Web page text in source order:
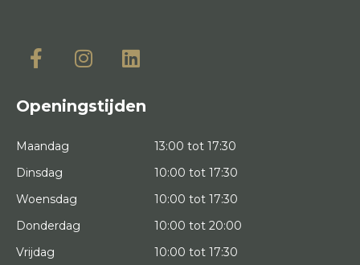
Openingstijden
Maandag
13:00 tot 17:30
Dinsdag
10:00 tot 17:30
Woensdag
10:00 tot 17:30
Donderdag
10:00 tot 20:00
Vrijdag
10:00 tot 17:30